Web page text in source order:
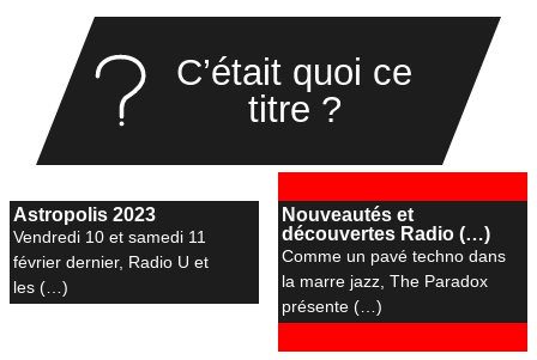
C’était quoi ce
titre ?
Astropolis 2023
Vendredi 10 et samedi 11
février dernier, Radio U et
les (…)
Nouveautés et
découvertes Radio (…)
Comme un pavé techno dans
la marre jazz, The Paradox
présente (…)